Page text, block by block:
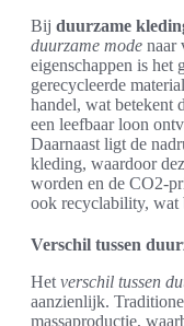
Bij duurzame
duurzame mode naar
eigenschappen is het
gerecycleerde
handel, wat betekent
een leefbaar loon
Daarnaast ligt de
kleding, waardoor
worden en de CO2-
ook recyclability, wat
Verschil tussen
Het verschil tussen
aanzienlijk.
massaproductie,